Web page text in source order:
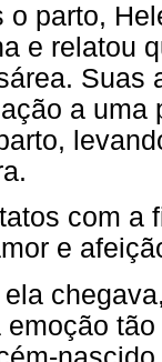
o parto,
e relatou
Suas
a
com a
e
emoção